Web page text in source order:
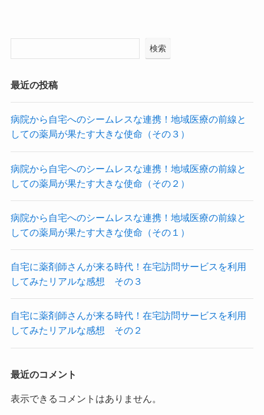
検索
最近の投稿
病院から自宅へのシームレスな連携！地域医療の前線と
しての薬局が果たす大きな使命（その３）
病院から自宅へのシームレスな連携！地域医療の前線と
しての薬局が果たす大きな使命（その２）
病院から自宅へのシームレスな連携！地域医療の前線と
しての薬局が果たす大きな使命（その１）
自宅に薬剤師さんが来る時代！在宅訪問サービスを利用
してみたリアルな感想 その３
自宅に薬剤師さんが来る時代！在宅訪問サービスを利用
してみたリアルな感想 その２
最近のコメント
表示できるコメントはありません。